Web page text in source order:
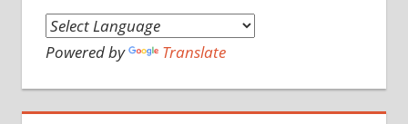
Powered by Translate